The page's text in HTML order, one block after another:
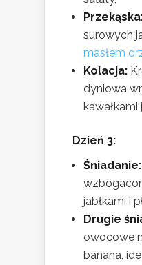
surowych
masłem
Kolacja:
dyniowa
kawałkami
Dzień 3:
Śniadanie:
jabłkami i
Drugie
owocowe
banana,